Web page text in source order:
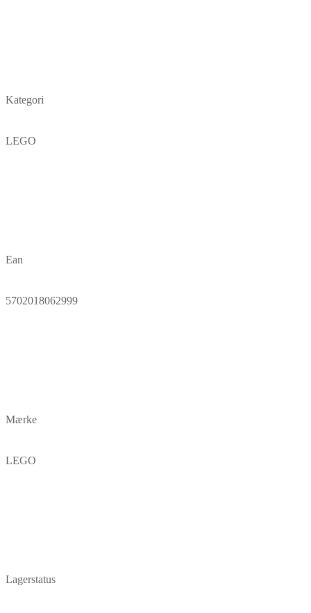
Kategori
LEGO
Ean
5702018062999
Mærke
LEGO
Lagerstatus